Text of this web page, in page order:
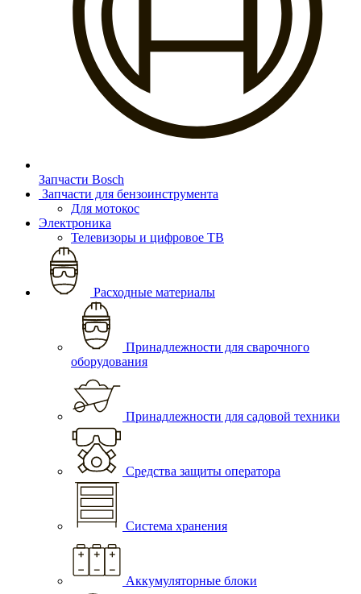
Запчасти Bosch
Запчасти для бензоинструмента
Для мотокос
Электроника
Телевизоры и цифровое ТВ
Расходные материалы
Принадлежности для сварочного
оборудования
Принадлежности для садовой техники
Средства защиты оператора
Система хранения
Аккумуляторные блоки